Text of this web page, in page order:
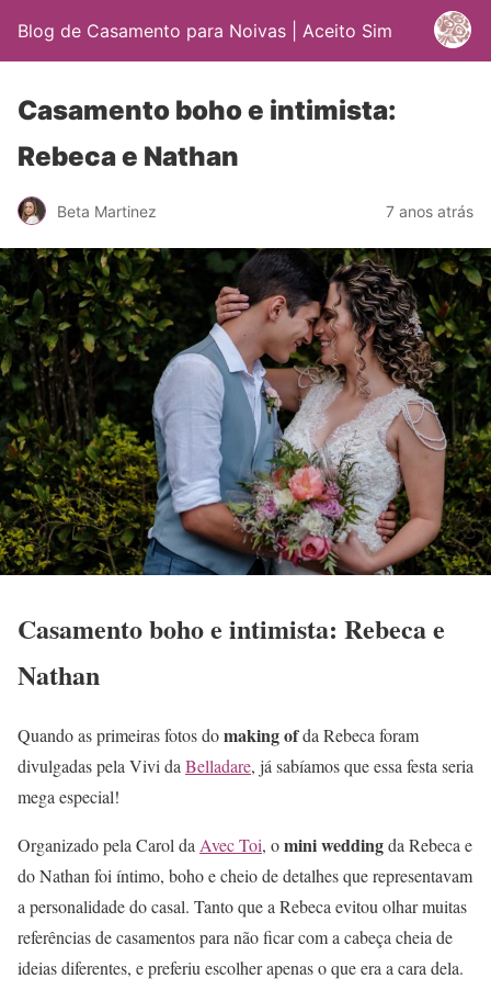
Blog de Casamento para Noivas | Aceito Sim
Casamento boho e intimista:
Rebeca e Nathan
Beta Martinez 7 anos atrás
Casamento boho e intimista: Rebeca e
Nathan
Quando as primeiras fotos domaking ofda Rebeca foram
divulgadas pela Vivi da Belladare, já sabíamos que essa festa seria
mega especial!
Organizado pela Carol da Avec Toi, omini weddingda Rebeca e
do Nathan foi íntimo, boho e cheio de detalhes que representavam
a personalidade do casal. Tanto que a Rebeca evitou olhar muitas
referências de casamentos para não ficar com a cabeça cheia de
ideias diferentes, e preferiu escolher apenas o que era a cara dela.